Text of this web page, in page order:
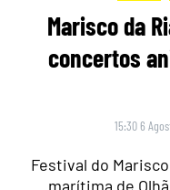
Marisco da
concertos
15:30 6
Festival do
marítima de